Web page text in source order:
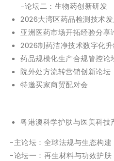
-论坛二：生物药创新研发
2026大湾区药品检测技术
亚洲医药市场开拓经验分享
2026制药洁净技术数字化
药品规模化生产合规管控论
院外处方流转营销创新论坛
特邀买家商贸配对会
粤港澳科学护肤与医美科技
-主论坛：全球法规与生态构建
-论坛一：再生材料与功效护肤